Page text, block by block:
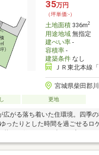
35万円
（坪単価:-）
土地面積336m2
用途地域無指定
建ぺい率-
容積率-
建築条件なし
ＪＲ東北本線
宮城県柴田郡
更地
広がる落ち着いた住環境。四季
ったりとした時間を過ごせるロ
暮らす住まいをお考えの方におす